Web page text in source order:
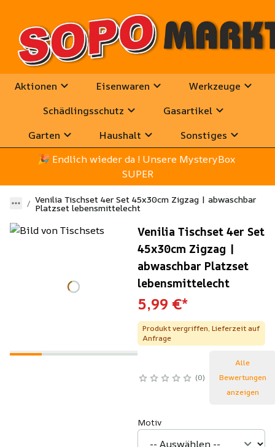
Aktionen Eisenwaren
Werkzeuge
Schädlingsschutz
Gasartikel
Garten
Haushalt
Sonstiges
🎉 Endlich wieder da ! Unsere MysteryBox
SUPER
Venilia Tischset 4er Set 45x30cm Zigzag | abwaschbar
Platzset lebensmittelecht
Venilia Tischset 4er Set
45x30cm Zigzag |
abwaschbar Platzset
lebensmittelecht
5,99 €*
Produkt vergriffen, Lieferzeit auf
Anfrage
0
Alle
Bewertungen
anzeigen
Motiv